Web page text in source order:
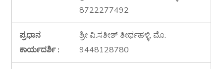
8722277492
ಪ್ರಧಾನ
ಕಾರ್ಯದರ್ಶಿ :
ಶ್ರೀ ವಿ.ಸತೀಶ್ ತೀರ್ಥಹಳ್ಳಿ, ಮೊ:
9448128780